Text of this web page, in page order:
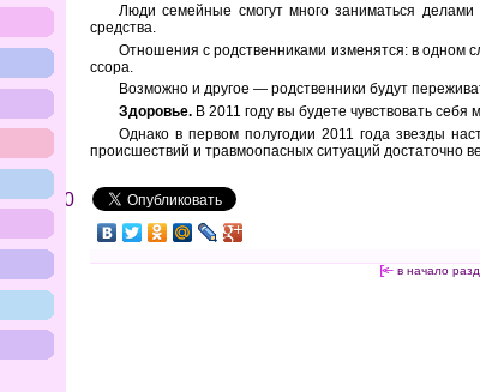
Люди семейные смогут много заниматься
средства.
Отношения с родственниками изменятся: в одном
ссора.
Возможно и другое — родственники будут
Здоровье. В 2011 году вы будете чувствовать
Однако в первом полугодии 2011 года звезды
происшествий и травмоопасных ситуаций достаточно
0
[<— в начало